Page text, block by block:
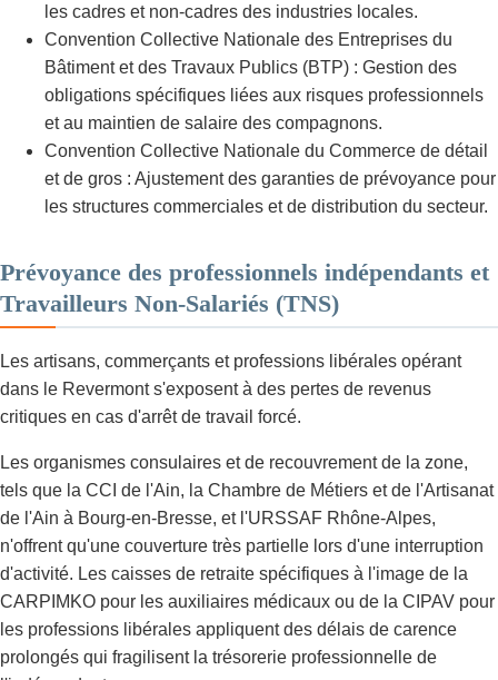
les cadres et non-cadres des industries locales.
Convention Collective Nationale des Entreprises du
Bâtiment et des Travaux Publics (BTP) : Gestion des
obligations spécifiques liées aux risques professionnels
et au maintien de salaire des compagnons.
Convention Collective Nationale du Commerce de détail
et de gros : Ajustement des garanties de prévoyance pour
les structures commerciales et de distribution du secteur.
Prévoyance des professionnels indépendants et
Travailleurs Non-Salariés (TNS)
Les artisans, commerçants et professions libérales opérant
dans le Revermont s'exposent à des pertes de revenus
critiques en cas d'arrêt de travail forcé.
Les organismes consulaires et de recouvrement de la zone,
tels que la CCI de l'Ain, la Chambre de Métiers et de l'Artisanat
de l'Ain à Bourg-en-Bresse, et l'URSSAF Rhône-Alpes,
n'offrent qu'une couverture très partielle lors d'une interruption
d'activité. Les caisses de retraite spécifiques à l'image de la
CARPIMKO pour les auxiliaires médicaux ou de la CIPAV pour
les professions libérales appliquent des délais de carence
prolongés qui fragilisent la trésorerie professionnelle de